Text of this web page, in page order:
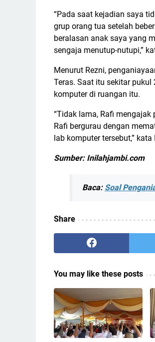
“Pada saat kejadian saya
grup orang tua setelah
beralasan anak saya yang
sengaja menutup-nutupi,”
Menurut Rezni,
Teras. Saat itu sekitar
komputer di ruangan itu.
“Tidak lama, Rafi
Rafi bergurau dengan
lab komputer tersebut,” kata
Sumber: Inilahjambi.com
Baca: Soal
Share
You may like these posts